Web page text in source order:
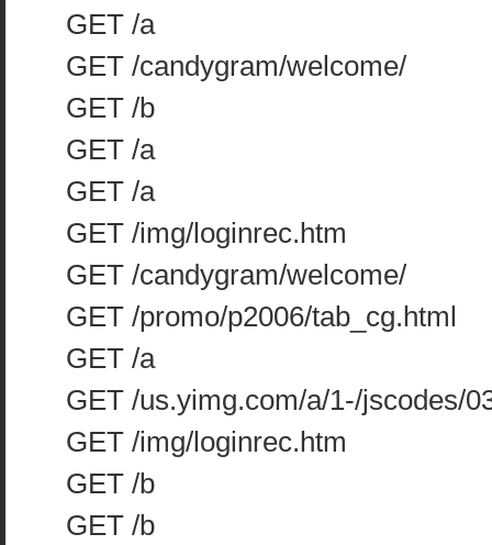
GET /a
GET /candygram/welcome/
GET /b
GET /a
GET /a
GET /img/loginrec.htm
GET /candygram/welcome/
GET /promo/p2006/tab_cg.html
GET /a
GET /us.yimg.com/a/1-/jscodes/
GET /img/loginrec.htm
GET /b
GET /b